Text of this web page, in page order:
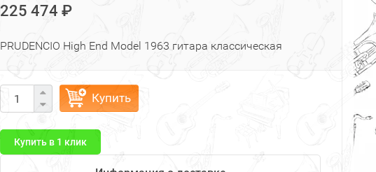
225 474 ₽
PRUDENCIO High End Model 1963 гитара классическая
Купить
Купить в 1 клик